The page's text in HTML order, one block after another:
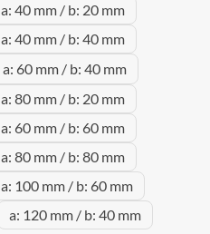
a: 40 mm / b: 20 mm
a: 40 mm / b: 40 mm
a: 60 mm / b: 40 mm
a: 80 mm / b: 20 mm
a: 60 mm / b: 60 mm
a: 80 mm / b: 80 mm
a: 100 mm / b: 60 mm
a: 120 mm / b: 40 mm